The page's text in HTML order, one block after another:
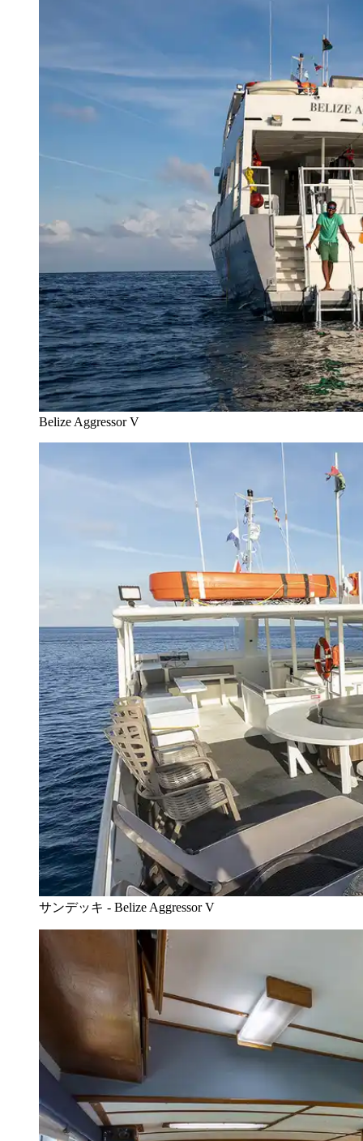
Belize Aggressor V
サンデッキ - Belize Aggressor V